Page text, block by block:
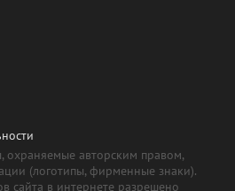
охраняемые авторским правом,
(логотипы, фирменные знаки).
сайта в интернете разрешено